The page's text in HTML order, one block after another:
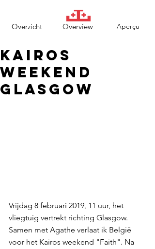
Overzicht Overview Aperçu
Kairos
Weekend
Glasgow
Vrijdag 8 februari 2019, 11 uur, het
vliegtuig vertrekt richting Glasgow.
Samen met Agathe verlaat ik België
voor het Kairos weekend "Faith". Na